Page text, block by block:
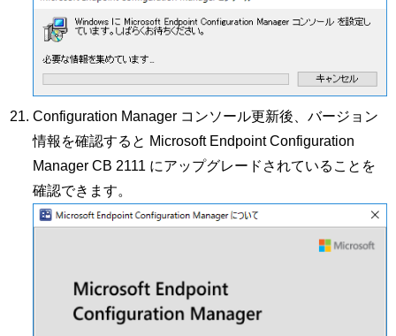
Configuration Manager コンソール更新後、バージョン
情報を確認すると Microsoft Endpoint Configuration
Manager CB 2111 にアップグレードされていることを
確認できます。